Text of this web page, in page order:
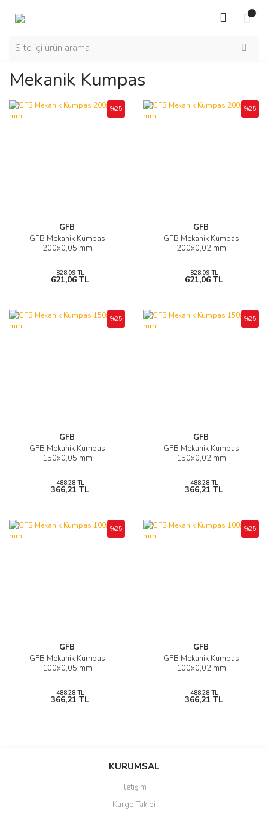
Mekanik Kumpas
GFB
GFB Mekanik Kumpas
200x0,05 mm
%25
828,09 TL
621,06 TL
GFB
GFB Mekanik Kumpas
200x0,02 mm
%25
828,09 TL
621,06 TL
GFB
GFB Mekanik Kumpas
150x0,05 mm
%25
488,28 TL
366,21 TL
GFB
GFB Mekanik Kumpas
150x0,02 mm
%25
488,28 TL
366,21 TL
GFB
GFB Mekanik Kumpas
100x0,05 mm
%25
488,28 TL
366,21 TL
GFB
GFB Mekanik Kumpas
100x0,02 mm
%25
488,28 TL
366,21 TL
KURUMSAL
İletişim
Kargo Takibi